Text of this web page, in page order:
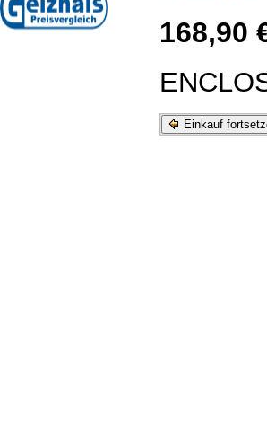
168,90
Einkauf